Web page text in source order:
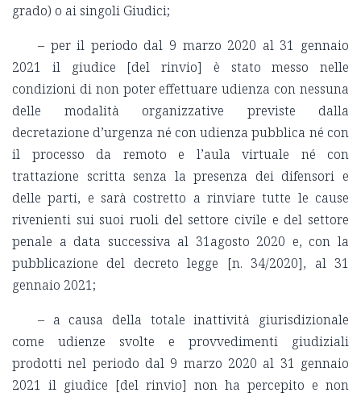
grado) o ai singoli Giudici;
– per il periodo dal 9 marzo 2020 al 31 gennaio
2021 il giudice [del rinvio] è stato messo nelle
condizioni di non poter effettuare udienza con nessuna
delle modalità organizzative previste dalla
decretazione d’urgenza né con udienza pubblica né con
il processo da remoto e l’aula virtuale né con
trattazione scritta senza la presenza dei difensori e
delle parti, e sarà costretto a rinviare tutte le cause
rivenienti sui suoi ruoli del settore civile e del settore
penale a data successiva al 31agosto 2020 e, con la
pubblicazione del decreto legge [n. 34/2020], al 31
gennaio 2021;
– a causa della totale inattività giurisdizionale
come udienze svolte e provvedimenti giudiziali
prodotti nel periodo dal 9 marzo 2020 al 31 gennaio
2021 il giudice [del rinvio] non ha percepito e non